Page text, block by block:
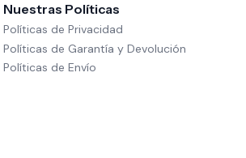
Nuestras Políticas
Políticas de Privacidad
Políticas de Garantía y Devolución
Políticas de Envío